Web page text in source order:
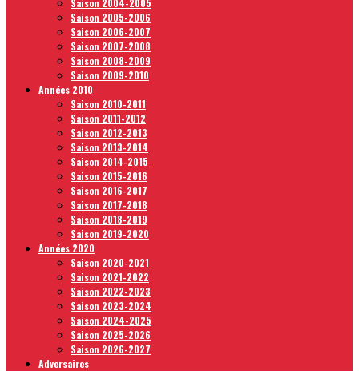
Saison 2004-2005
Saison 2005-2006
Saison 2006-2007
Saison 2007-2008
Saison 2008-2009
Saison 2009-2010
Années 2010
Saison 2010-2011
Saison 2011-2012
Saison 2012-2013
Saison 2013-2014
Saison 2014-2015
Saison 2015-2016
Saison 2016-2017
Saison 2017-2018
Saison 2018-2019
Saison 2019-2020
Années 2020
Saison 2020-2021
Saison 2021-2022
Saison 2022-2023
Saison 2023-2024
Saison 2024-2025
Saison 2025-2026
Saison 2026-2027
Adversaires